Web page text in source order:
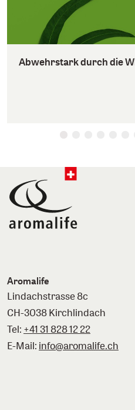
Abwehrstark durch die
Aromalife
Lindachstrasse 8c
CH-3038 Kirchlindach
Tel: +41 31 828 12 22
E-Mail: info@aromalife.ch